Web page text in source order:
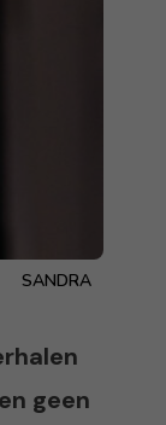
SANDRA
geen